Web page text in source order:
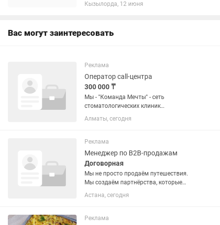
широкий спектр электрических и сан
Кызылорда, 12 июня
Вас могут заинтересовать
Реклама
Оператор call-центра
300 000 ₸
Мы - "Команда Мечты" - сеть
стоматологических клиник
объединяющий 18 клиник в разных
городах. Мы - сильные, амбициозные и
лидерство, забота, развитие и
личный...
Алматы, сегодня
Реклама
Менеджер по B2B-продажам
Договорная
Мы не просто продаём путешествия.
Мы создаём партнёрства, которые
помогают бизнесу привлекать новых
клиентов, а людям — путешествовать
компании «РАЙ» мы ищем...
Астана, сегодня
Реклама